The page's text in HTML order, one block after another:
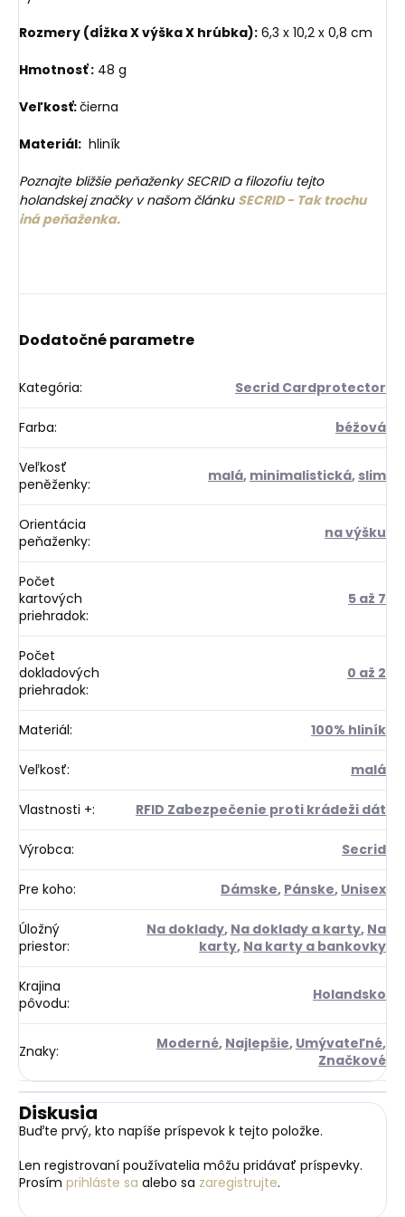
Rozmery (dĺžka X výška X hrúbka): 6,3 x 10,2 x 0,8 cm
Hmotnosť : 48 g
Veľkosť:čierna
Materiál: hliník
Poznajte bližšie peňaženky SECRID a filozofiu tejto
holandskej značky v našom článku SECRID - Tak trochu
iná peňaženka.
Dodatočné parametre
Kategória: Secrid Cardprotector
Farba: béžová
Veľkosť
peněženky: malá, minimalistická, slim
Orientácia
peňaženky: na výšku
Počet
kartových
priehradok:
5 až 7
Počet
dokladových
priehradok:
0 až 2
Materiál: 100% hliník
Veľkosť: malá
Vlastnosti +: RFID Zabezpečenie proti krádeži dát
Výrobca: Secrid
Pre koho: Dámske, Pánske, Unisex
Úložný
priestor:
Na doklady, Na doklady a karty, Na
karty, Na karty a bankovky
Krajina
pôvodu: Holandsko
Znaky: Moderné, Najlepšie, Umývateľné,
Značkové
Diskusia
Buďte prvý, kto napíše príspevok k tejto položke.
Len registrovaní používatelia môžu pridávať príspevky.
Prosím prihláste sa alebo sa zaregistrujte.